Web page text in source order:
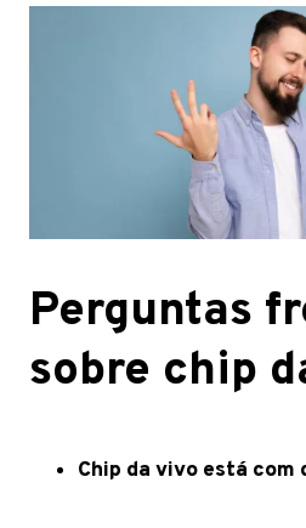
Perguntas
sobre chip
Chip da vivo está